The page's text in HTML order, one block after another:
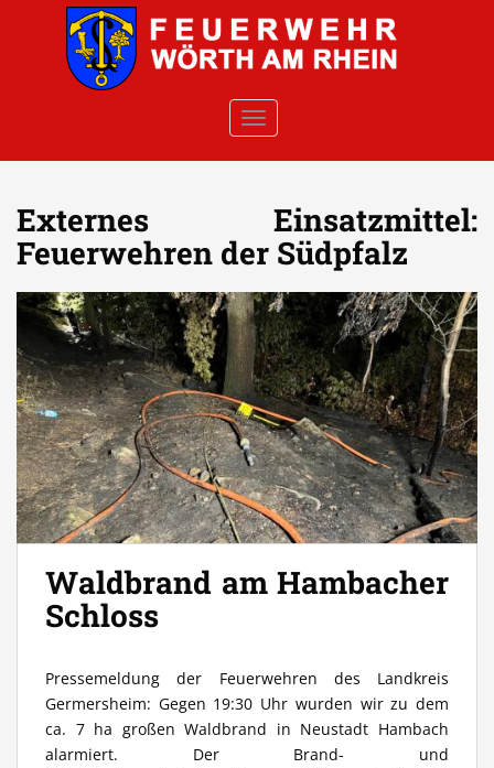
Skip to main content
TOGGLE NAVIGATION
Externes Einsatzmittel:
Feuerwehren der Südpfalz
Waldbrand am Hambacher
Schloss
Pressemeldung der Feuerwehren des Landkreis
Germersheim: Gegen 19:30 Uhr wurden wir zu dem
ca. 7 ha großen Waldbrand in Neustadt Hambach
alarmiert. Der Brand- und